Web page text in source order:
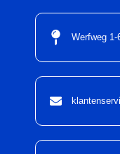
Werfweg